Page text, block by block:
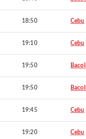
18:50 Cebu
19:10 Cebu
19:50
19:50
19:45 Cebu
19:20 Cebu